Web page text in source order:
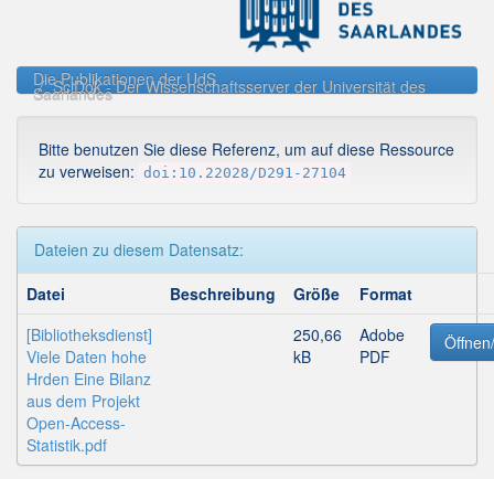
Die Publikationen der UdS
SciDok - Der Wissenschaftsserver der Universität des
Saarlandes
Bitte benutzen Sie diese Referenz, um auf diese Ressource
zu verweisen: doi:10.22028/D291-27104
Dateien zu diesem Datensatz:
Datei
Beschreibung Größe
Format
[Bibliotheksdienst]
Viele Daten hohe
Hrden Eine Bilanz
aus dem Projekt
Open-Access-
Statistik.pdf
250,66
kB
Adobe
PDF